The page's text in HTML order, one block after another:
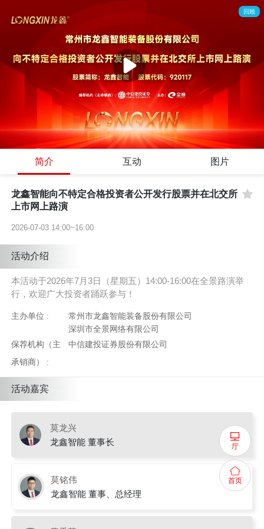
回顾
简介 互动 图片
龙鑫智能向不特定合格投资者公开发行股票并在北交所
上市网上路演
2026-07-03 14:00~16:00
活动介绍
本活动于2026年7月3日（星期五）14:00-16:00在全景路演举
行，欢迎广大投资者踊跃参与！
主办单位 :
常州市龙鑫智能装备股份有限公司
深圳市全景网络有限公司
保荐机构（主
承销商） :
中信建投证券股份有限公司
活动嘉宾
莫龙兴
龙鑫智能 董事长
莫铭伟
龙鑫智能 董事、总经理
厅
首页